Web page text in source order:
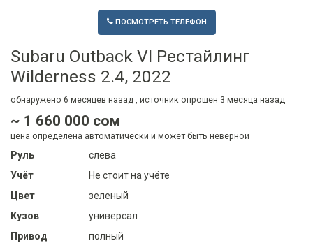
ПОСМОТРЕТЬ ТЕЛЕФОН
Subaru Outback VI Рестайлинг
Wilderness 2.4, 2022
обнаружено 6 месяцев назад , источник опрошен 3 месяца назад
~ 1 660 000 сом
цена определена автоматически и может быть неверной
Руль
слева
Учёт
Не стоит на учёте
Цвет
зеленый
Кузов
универсал
Привод
полный